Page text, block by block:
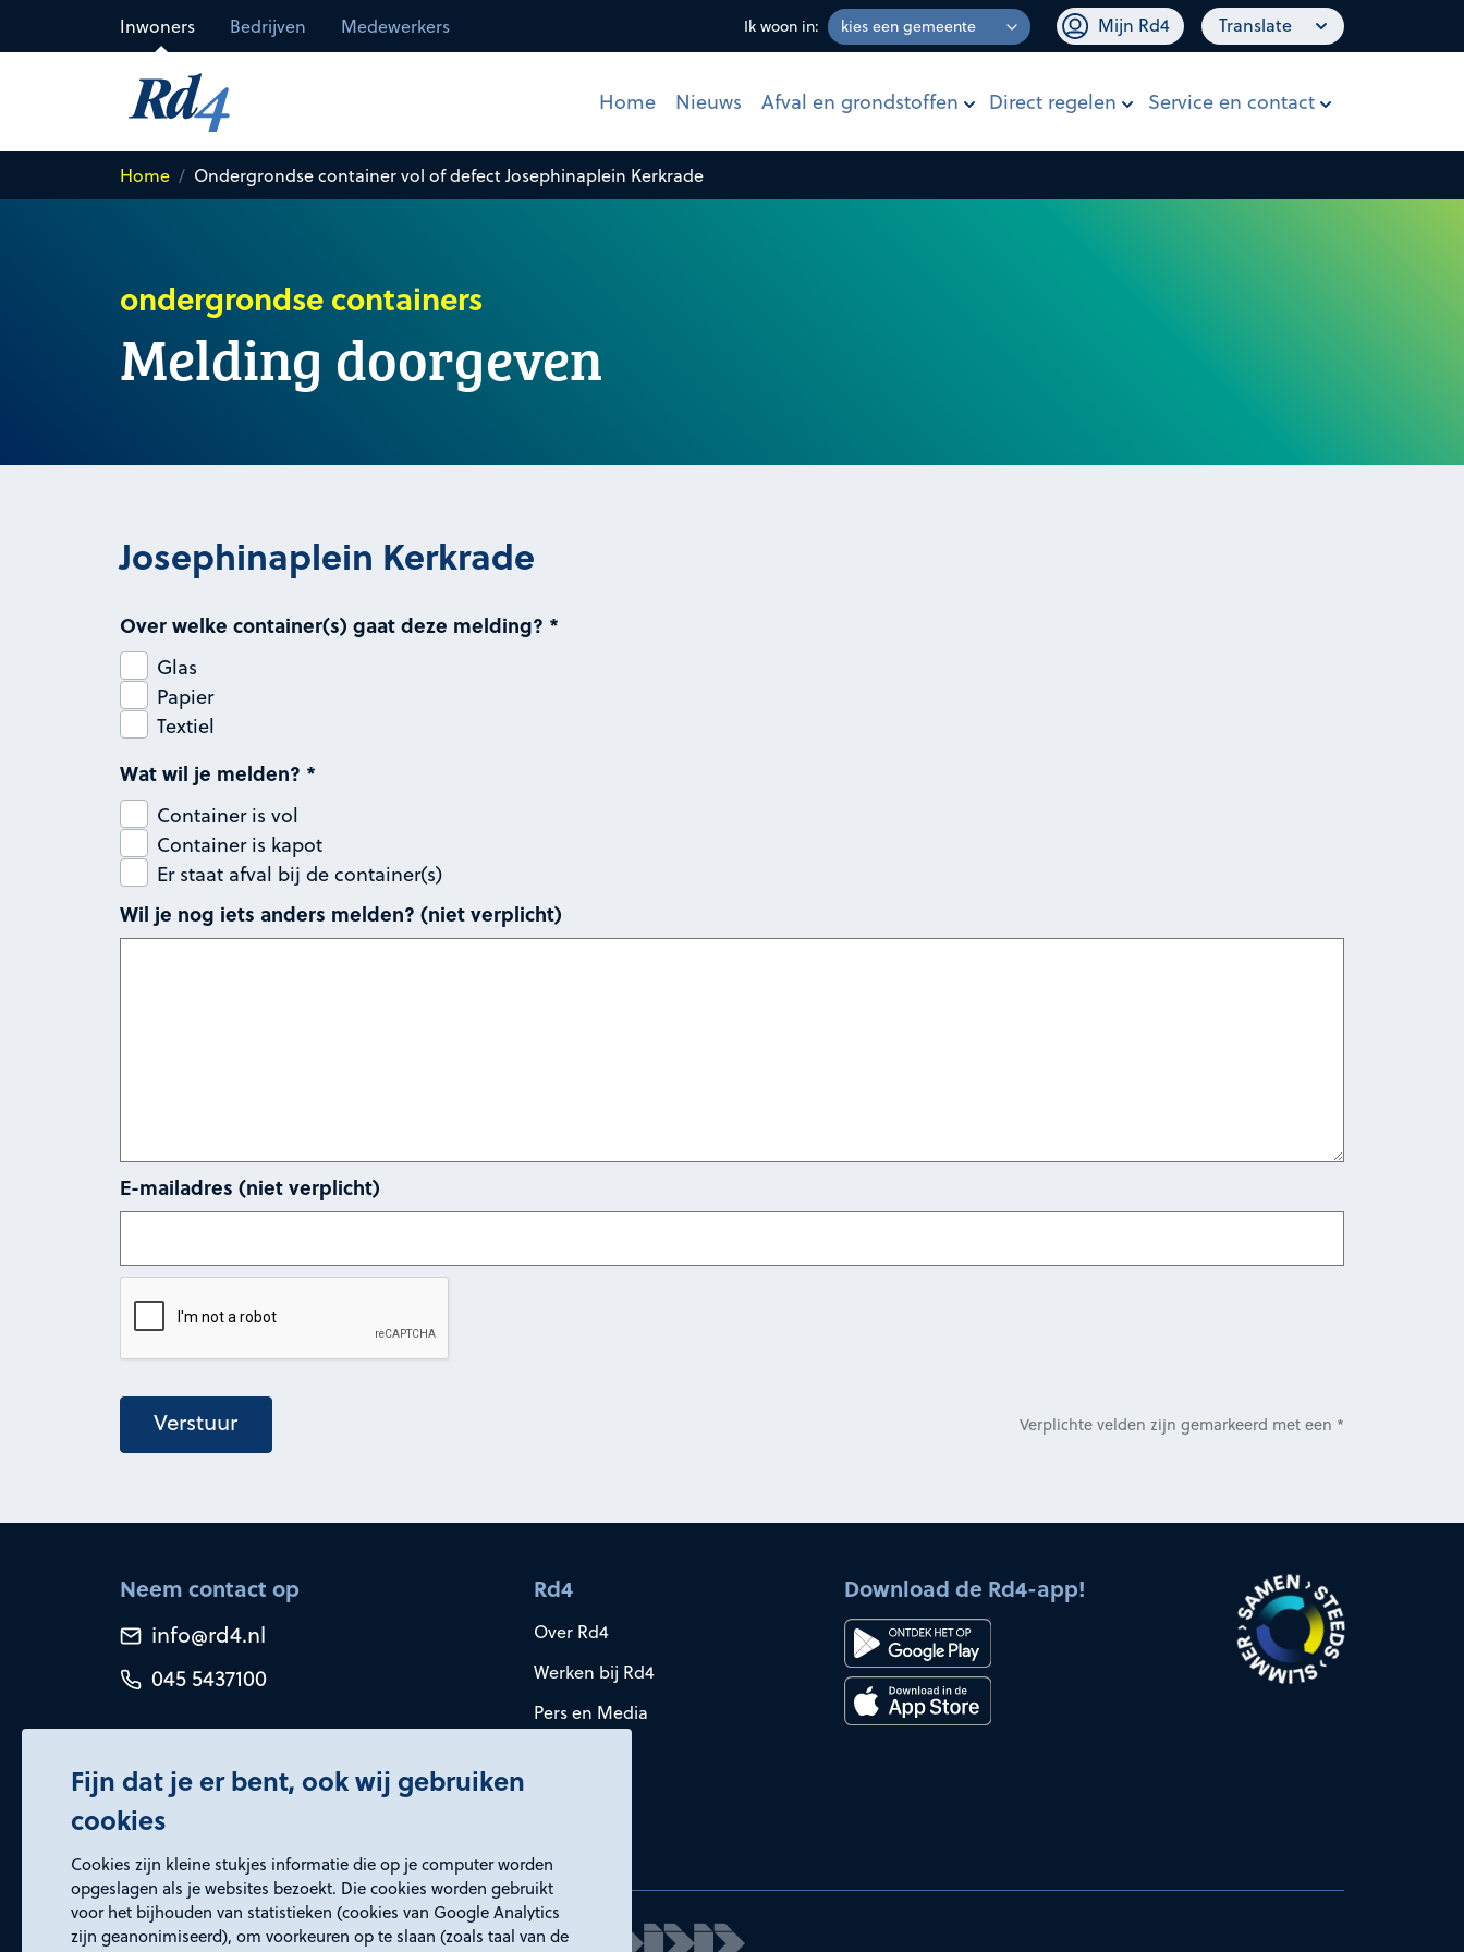
Fijn dat je er bent, ook wij gebruiken
cookies
Cookies zijn kleine stukjes informatie die op je computer worden
opgeslagen als je websites bezoekt. Die cookies worden gebruikt
voor het bijhouden van statistieken (cookies van Google Analytics
zijn geanonimiseerd), om voorkeuren op te slaan (zoals taal van de
Inwoners Bedrijven Medewerkers Ik woon in: Mijn Rd4 Translate
Home Nieuws Afval en grondstoffen Direct regelen Service en contact
Home Ondergrondse container vol of defect Josephinaplein Kerkrade
ondergrondse containers
Melding doorgeven
Josephinaplein Kerkrade
Over welke container(s) gaat deze melding? *
Glas
Papier
Textiel
Wat wil je melden? *
Container is vol
Container is kapot
Er staat afval bij de container(s)
Wil je nog iets anders melden? (niet verplicht)
E-mailadres (niet verplicht)
Verstuur Verplichte velden zijn gemarkeerd met een *
Neem contact op
info@rd4.nl
045 5437100
Rd4
Over Rd4
Werken bij Rd4
Pers en Media
Download de Rd4-app!
Certificeringen